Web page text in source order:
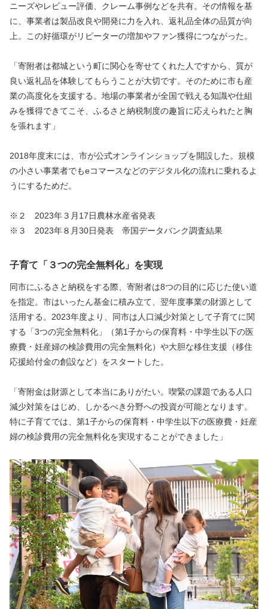
ニーズやレビュー評価、クレーム事例などを共有。その情報を基
に、事業者は製品改良や開発に力を入れ、返礼品全体の品質が向
上。この好循環がリピーターの増加やファン獲得につながった。
「寄附者は都城という町に関心を寄せてくれた人ですから、質が
良い返礼品を体験してもらうことが大切です。そのために市も産
業の高度化を支援する。地場の事業者が全国で戦える知識や仕組
みを獲得できてこそ、ふるさと納税制度の趣旨に応えられたと胸
を張れます」
2018年度末には、市が公式オンラインショップを開設した。規模
の小さい事業者でもeコマースなどのデジタル化の流れに乗れるよ
うにするためだ。
※２　2023年３月17日農林水産省発表
※３　2023年８月30日発表　帝国データバンク調査結果
子育て「３つの完全無料化」を実現
同市にふるさと納税をする際、寄附者は8つの目的に応じた使い道
を指定。市はいったん基金に積み立て、翌年度事業の財源として
活用する。2023年度より、同市は人口減少対策として子育てに関
する「3つの完全無料化」（第1子からの保育料・中学生以下の医
療費・妊産婦の検診費用の完全無料化）や大胆な移住支援（移住
応援給付金の創設など）をスタートした。
「寄附金は財源として本当にありがたい。喫緊の課題である人口
減少対策をはじめ、しかるべき分野への投資が可能となります。
特に子育てでは、第1子からの保育料・中学生以下の医療費・妊産
婦の検診費用の完全無料化を実現することができました」